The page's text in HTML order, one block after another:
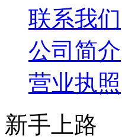
联系我们
公司简介
营业执照
新手上路